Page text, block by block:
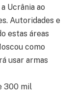
Ucrânia ao
Autoridades e
estas áreas
como
usar armas
300 mil